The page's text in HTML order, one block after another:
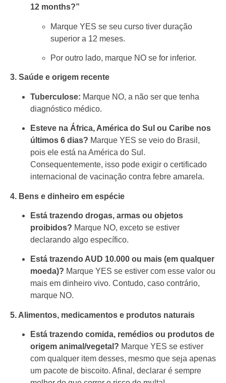
12 months?”
Marque YES se seu curso tiver duração
superior a 12 meses.
Por outro lado, marque NO se for inferior.
3. Saúde e origem recente
Tuberculose: Marque NO, a não ser que tenha
diagnóstico médico.
Esteve na África, América do Sul ou Caribe nos
últimos 6 dias? Marque YES se veio do Brasil,
pois ele está na América do Sul.
Consequentemente, isso pode exigir o certificado
internacional de vacinação contra febre amarela.
4. Bens e dinheiro em espécie
Está trazendo drogas, armas ou objetos
proibidos? Marque NO, exceto se estiver
declarando algo específico.
Está trazendo AUD 10.000 ou mais (em qualquer
moeda)? Marque YES se estiver com esse valor ou
mais em dinheiro vivo. Contudo, caso contrário,
marque NO.
5. Alimentos, medicamentos e produtos naturais
Está trazendo comida, remédios ou produtos de
origem animal/vegetal? Marque YES se estiver
com qualquer item desses, mesmo que seja apenas
um pacote de biscoito. Afinal, declarar é sempre